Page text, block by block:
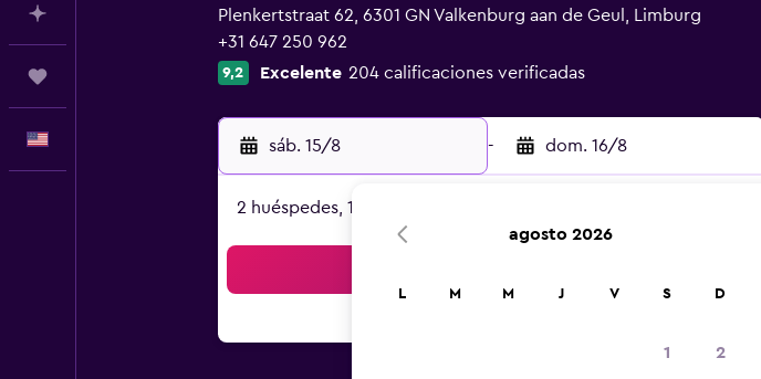
Plenkertstraat 62, 6301 GN Valkenburg aan de Geul, Limburg
+31 647 250 962
9,2 Excelente 204 calificaciones verificadas
sáb. 15/8 - dom. 16/8
2 huéspedes, 1 habitación
agosto 2026
L M M J V S D
1 2